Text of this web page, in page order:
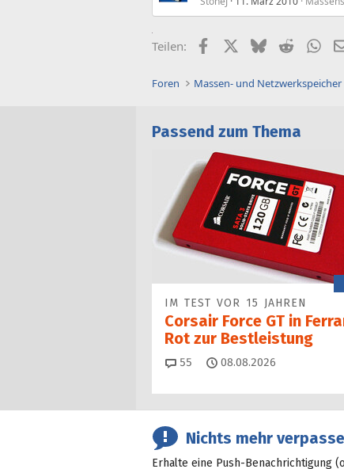
Teilen: FacebookX (Twitter)
BlueskyReddit
Foren Massen- und Netzwerkspeicher
Passend zum Thema
IM TEST VOR 15 JAHREN
Corsair Force GT in
Rot zur Bestleistung
55 Kommentare
08.08.2026
Nichts mehr
Erhalte eine Push-Benachrichtigung